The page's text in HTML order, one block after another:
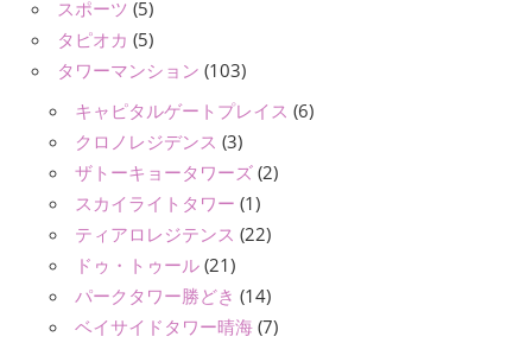
スポーツ (5)
タピオカ (5)
タワーマンション (103)
キャピタルゲートプレイス (6)
クロノレジデンス (3)
ザトーキョータワーズ (2)
スカイライトタワー (1)
ティアロレジテンス (22)
ドゥ・トゥール (21)
パークタワー勝どき (14)
ベイサイドタワー晴海 (7)